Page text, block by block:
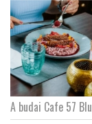
A budai Cafe 57